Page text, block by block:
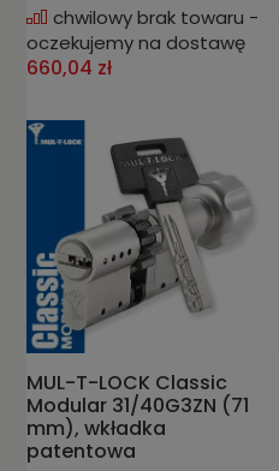
chwilowy brak towaru -
oczekujemy na dostawę
660,04 zł
MUL-T-LOCK Classic
Modular 31/40G3ZN (71
mm), wkładka
patentowa